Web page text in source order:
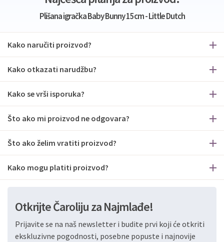
Plišana igračka Baby Bunny 15cm - Little Dutch
Kako naručiti proizvod?
Kako otkazati narudžbu?
Kako se vrši isporuka?
Što ako mi proizvod ne odgovara?
Što ako želim vratiti proizvod?
Kako mogu platiti proizvod?
Otkrijte Čaroliju za Najmlađe!
Prijavite se na naš newsletter i budite prvi koji će otkriti
ekskluzivne pogodnosti, posebne popuste i najnovije